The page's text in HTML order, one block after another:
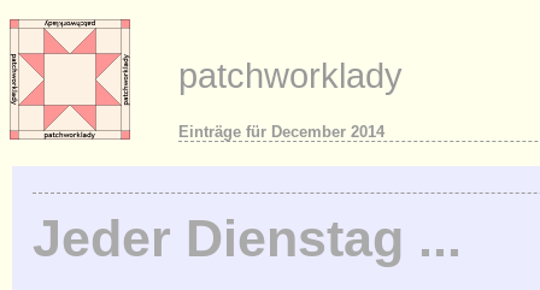
patchworklady
Einträge für December 2014
Jeder Dienstag ...